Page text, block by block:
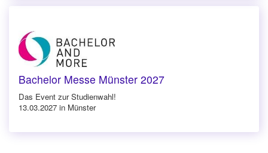
Bachelor Messe Münster 2027
Das Event zur Studienwahl!
13.03.2027 in Münster